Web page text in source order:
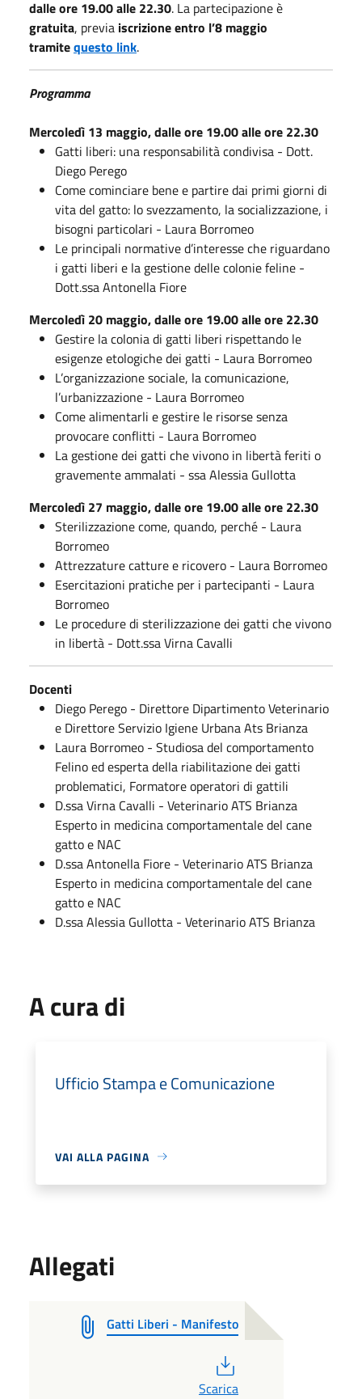
dalle ore 19.00 alle 22.30. La partecipazione è
gratuita, previa iscrizione entro l’8 maggio
tramitequesto link.
Programma
Mercoledì 13 maggio, dalle ore 19.00 alle ore 22.30
Gatti liberi: una responsabilità condivisa - Dott.
Diego Perego
Come cominciare bene e partire dai primi giorni di
vita del gatto: lo svezzamento, la socializzazione, i
bisogni particolari - Laura Borromeo
Le principali normative d’interesse che riguardano
i gatti liberi e la gestione delle colonie feline -
Dott.ssa Antonella Fiore
Mercoledì 20 maggio, dalle ore 19.00 alle ore 22.30
Gestire la colonia di gatti liberi rispettando le
esigenze etologiche dei gatti - Laura Borromeo
L’organizzazione sociale, la comunicazione,
l’urbanizzazione - Laura Borromeo
Come alimentarli e gestire le risorse senza
provocare conflitti - Laura Borromeo
La gestione dei gatti che vivono in libertà feriti o
gravemente ammalati - ssa Alessia Gullotta
Mercoledì 27 maggio, dalle ore 19.00 alle ore 22.30
Sterilizzazione come, quando, perché - Laura
Borromeo
Attrezzature catture e ricovero - Laura Borromeo
Esercitazioni pratiche per i partecipanti - Laura
Borromeo
Le procedure di sterilizzazione dei gatti che vivono
in libertà - Dott.ssa Virna Cavalli
Docenti
Diego Perego - Direttore Dipartimento Veterinario
e Direttore Servizio Igiene Urbana Ats Brianza
Laura Borromeo - Studiosa del comportamento
Felino ed esperta della riabilitazione dei gatti
problematici, Formatore operatori di gattili
D.ssa Virna Cavalli - Veterinario ATS Brianza
Esperto in medicina comportamentale del cane
gatto e NAC
D.ssa Antonella Fiore - Veterinario ATS Brianza
Esperto in medicina comportamentale del cane
gatto e NAC
D.ssa Alessia Gullotta - Veterinario ATS Brianza
A cura di
Ufficio Stampa e Comunicazione
VAI ALLA PAGINA
Allegati
Gatti Liberi - Manifesto
Scarica